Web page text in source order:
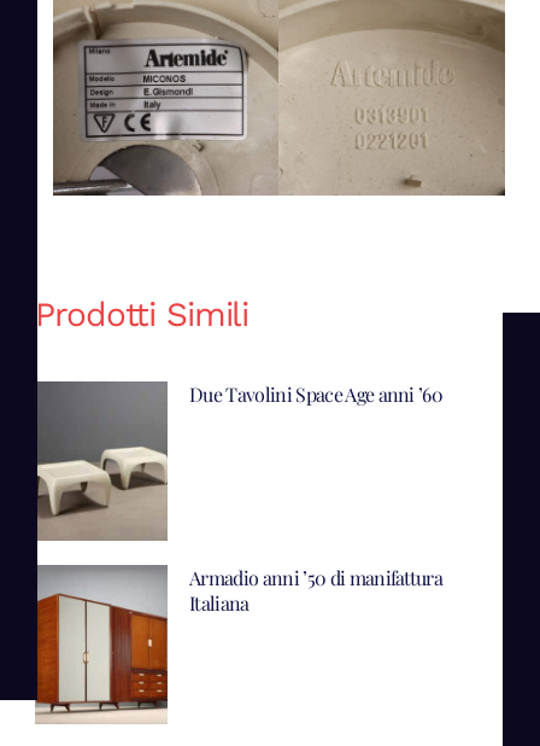
Prodotti Simili
Due Tavolini Space Age anni ’60
Armadio anni ’50 di manifattura
Italiana